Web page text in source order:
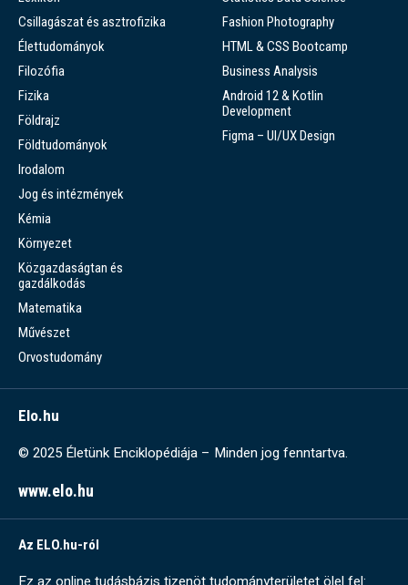
Csillagászat és asztrofizika
Élettudományok
Filozófia
Fizika
Földrajz
Földtudományok
Irodalom
Jog és intézmények
Kémia
Környezet
Közgazdaságtan és
gazdálkodás
Matematika
Művészet
Orvostudomány
Fashion Photography
HTML & CSS Bootcamp
Business Analysis
Android 12 & Kotlin
Development
Figma – UI/UX Design
Elo.hu
© 2025 Életünk Enciklopédiája – Minden jog fenntartva.
www.elo.hu
Az ELO.hu-ról